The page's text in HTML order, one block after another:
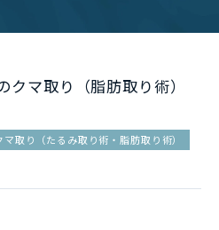
クマ取り（脂肪取り術）
マ取り（たるみ取り術・脂肪取り術）